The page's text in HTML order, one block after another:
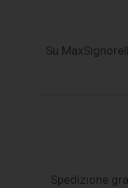
Su
Spedizione